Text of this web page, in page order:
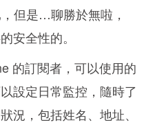
但是…聊勝於無啦，
安全性的。
的訂閱者，可以使用的
設定日常監控，隨時了
況，包括姓名、地址、